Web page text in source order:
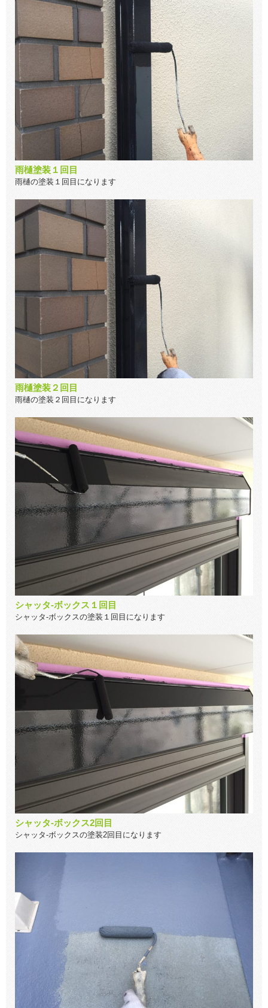
雨樋塗装１回目
雨樋の塗装１回目になります
雨樋塗装２回目
雨樋の塗装２回目になります
シャッタ-ボックス１回目
シャッタ-ボックスの塗装１回目になります
シャッタ-ボックス2回目
シャッタ-ボックスの塗装2回目になります